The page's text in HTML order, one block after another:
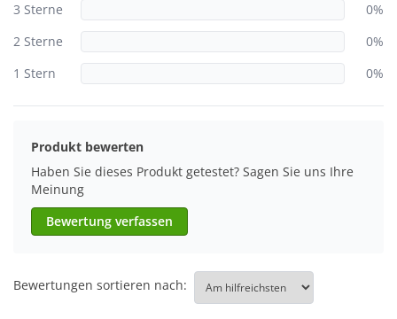
3 Sterne
0%
2 Sterne
0%
1 Stern
0%
Produkt bewerten
Haben Sie dieses Produkt getestet? Sagen Sie uns Ihre
Meinung
Bewertung verfassen
Bewertungen sortieren nach: